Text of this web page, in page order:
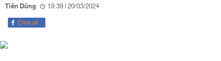
Tiến Dũng 19:39 | 20/03/2024
Chia sẻ